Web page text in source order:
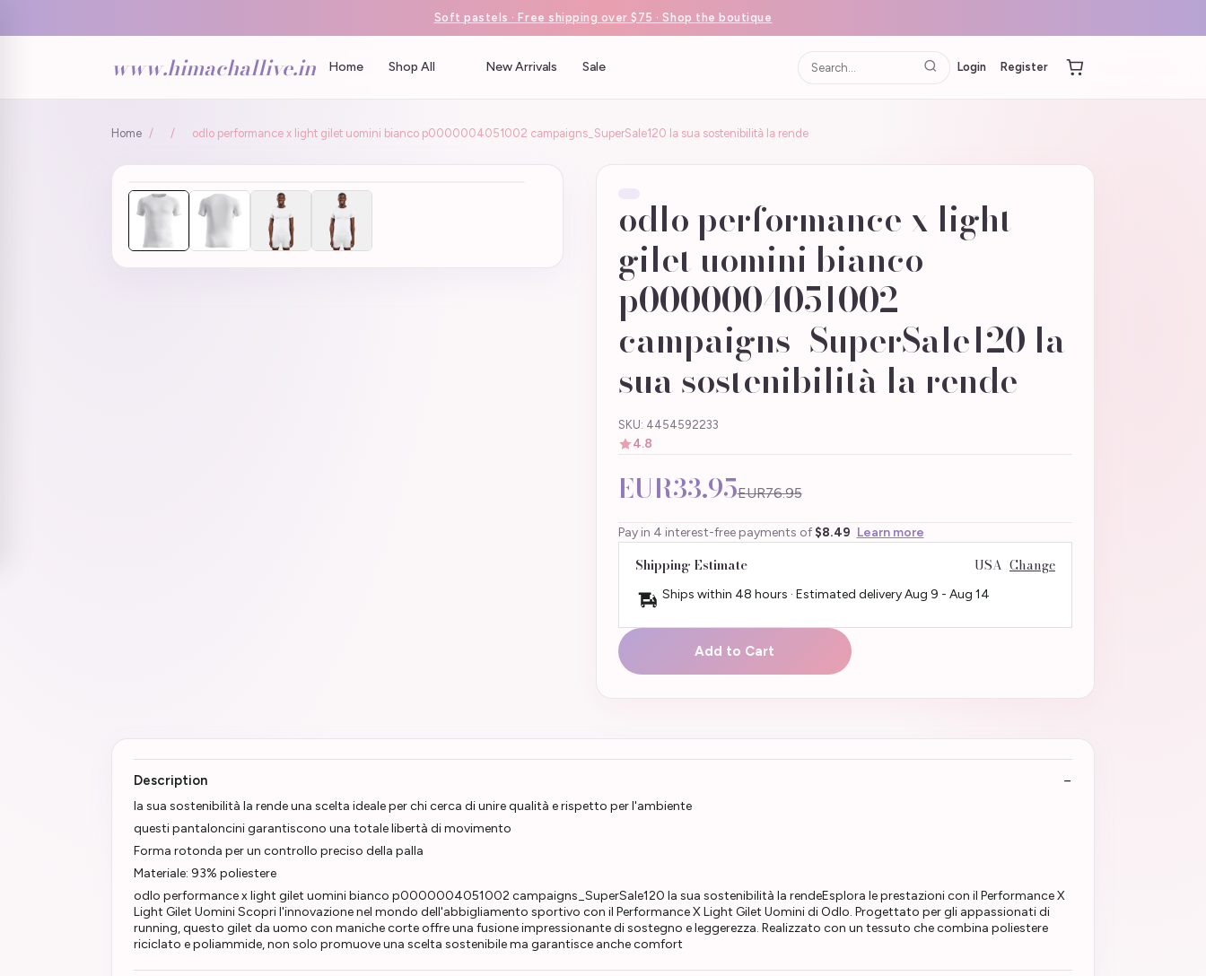
Soft pastels · Free shipping over $75 · Shop the boutique
www.himachallive.in Home Shop All New Arrivals Sale Login Register
Home / / odlo performance x light gilet uomini bianco p0000004051002 campaigns_SuperSale120 la sua sostenibilità la rende
odlo performance x light
gilet uomini bianco
p0000004051002
campaigns_SuperSale120 la
sua sostenibilità la rende
SKU: 4454592233
4.8
EUR33.95EUR76.95
Pay in 4 interest-free payments of $8.49 Learn more
Shipping Estimate USA Change
Ships within 48 hours · Estimated deliveryAug 9 - Aug 14
Add to Cart
Description
la sua sostenibilità la rende una scelta ideale per chi cerca di unire qualità e rispetto per l'ambiente
questi pantaloncini garantiscono una totale libertà di movimento
Forma rotonda per un controllo preciso della palla
Materiale: 93% poliestere
odlo performance x light gilet uomini bianco p0000004051002 campaigns_SuperSale120 la sua sostenibilità la rendeEsplora le prestazioni con il Performance X
Light Gilet Uomini Scopri l'innovazione nel mondo dell'abbigliamento sportivo con il Performance X Light Gilet Uomini di Odlo. Progettato per gli appassionati di
running, questo gilet da uomo con maniche corte offre una fusione impressionante di sostegno e leggerezza. Realizzato con un tessuto che combina poliestere
riciclato e poliammide, non solo promuove una scelta sostenibile ma garantisce anche comfort